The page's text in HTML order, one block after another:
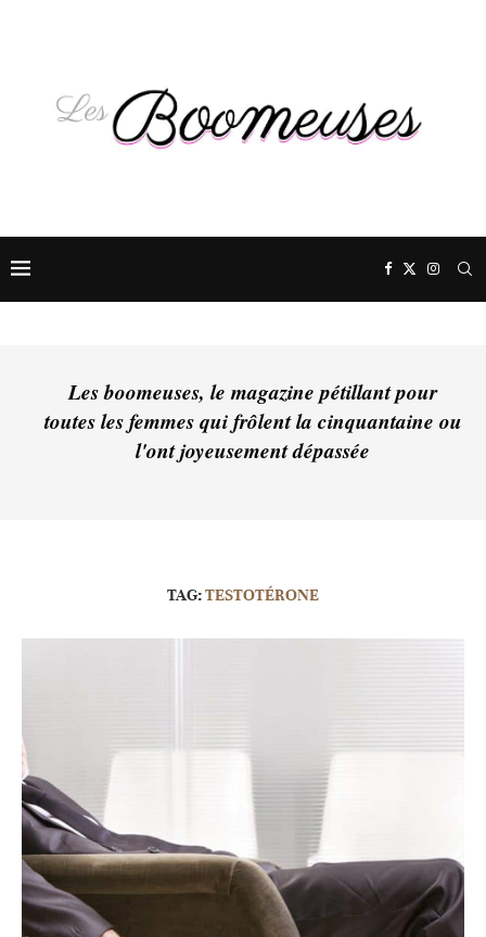
Les boomeuses, le magazine pétillant pour
toutes les femmes qui frôlent la cinquantaine ou
l'ont joyeusement dépassée
TAG:TESTOTÉRONE